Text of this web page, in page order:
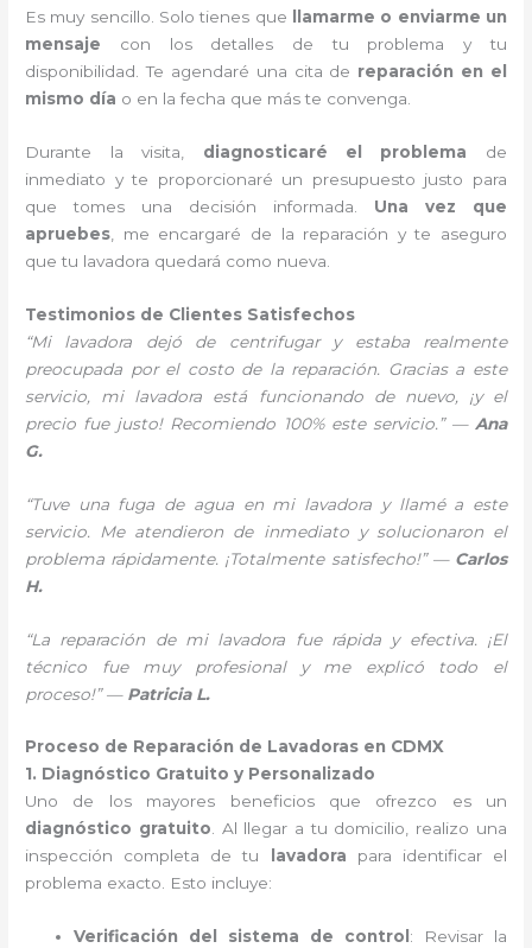
Es muy sencillo. Solo tienes que
llamarme o enviarme un
mensaje con los detalles de tu problema y tu
disponibilidad. Te agendaré una cita de reparación en el
mismo día o en la fecha que más te convenga.
Durante la visita, diagnosticaré el problema de
inmediato y te proporcionaré un presupuesto justo para
que tomes una decisión informada. Una vez que
apruebes , me encargaré de la reparación y te aseguro
que tu lavadora quedará como nueva.
Testimonios de Clientes Satisfechos
“Mi lavadora dejó de centrifugar y estaba realmente
preocupada por el costo de la reparación. Gracias a este
servicio, mi lavadora está funcionando de nuevo, ¡y el
precio fue justo! Recomiendo 100% este servicio.” — Ana
G.
“Tuve una fuga de agua en mi lavadora y llamé a este
servicio. Me atendieron de inmediato y solucionaron el
problema rápidamente. ¡Totalmente satisfecho!” — Carlos
H.
“La reparación de mi lavadora fue rápida y efectiva. ¡El
técnico fue muy profesional y me explicó todo el
proceso!” — Patricia L.
Proceso de Reparación de Lavadoras en CDMX
1. Diagnóstico Gratuito y Personalizado
Uno de los mayores beneficios que ofrezco es un
diagnóstico gratuito. Al llegar a tu domicilio, realizo una
inspección completa de tu
lavadora para identificar el
problema exacto. Esto incluye:
Verificación del sistema de control : Revisar la